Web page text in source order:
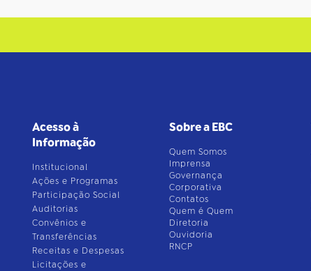
Acesso à
Informação
Institucional
Ações e Programas
Participação Social
Auditorias
Convênios e
Transferências
Receitas e Despesas
Licitações e
Sobre a EBC
Quem Somos
Imprensa
Governança
Corporativa
Contatos
Quem é Quem
Diretoria
Ouvidoria
RNCP